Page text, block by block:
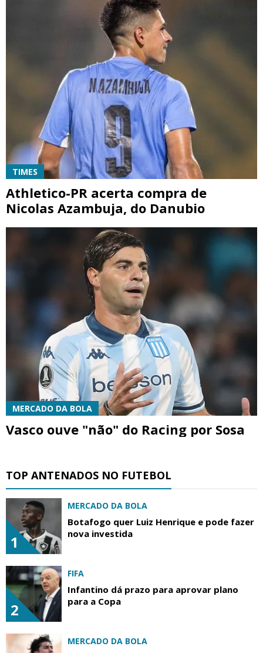
TIMES
Athletico-PR acerta compra de
Nicolas Azambuja, do Danubio
MERCADO DA BOLA
Vasco ouve "não" do Racing por Sosa
TOP ANTENADOS NO FUTEBOL
1
MERCADO DA BOLA
Botafogo quer Luiz Henrique e pode fazer
nova investida
2
FIFA
Infantino dá prazo para aprovar plano
para a Copa
MERCADO DA BOLA